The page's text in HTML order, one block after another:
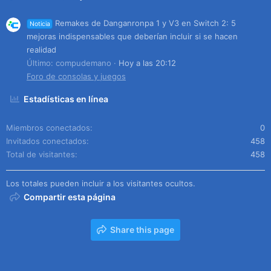
Noticia
Remakes de Danganronpa 1 y V3 en Switch 2: 5
mejoras indispensables que deberían incluir si se hacen
realidad
Último: compudemano
Hoy a las 20:12
Foro de consolas y juegos
Estadísticas en línea
Miembros conectados
0
Invitados conectados
458
Total de visitantes
458
Los totales pueden incluir a los visitantes ocultos.
Compartir esta página
Share this page